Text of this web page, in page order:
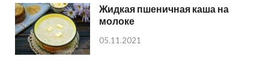
Жидкая пшеничная каша на
молоке
05.11.2021